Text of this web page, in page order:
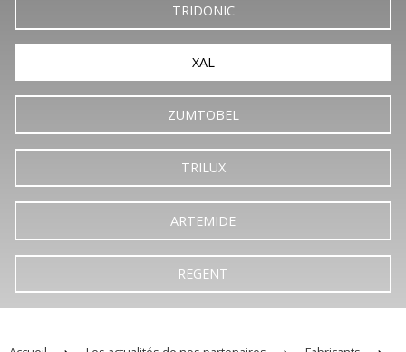
TRIDONIC
XAL
ZUMTOBEL
TRILUX
ARTEMIDE
REGENT